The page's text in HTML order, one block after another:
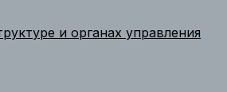
и органах управления